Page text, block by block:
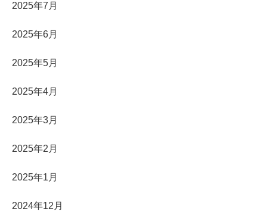
2025年7月
2025年6月
2025年5月
2025年4月
2025年3月
2025年2月
2025年1月
2024年12月